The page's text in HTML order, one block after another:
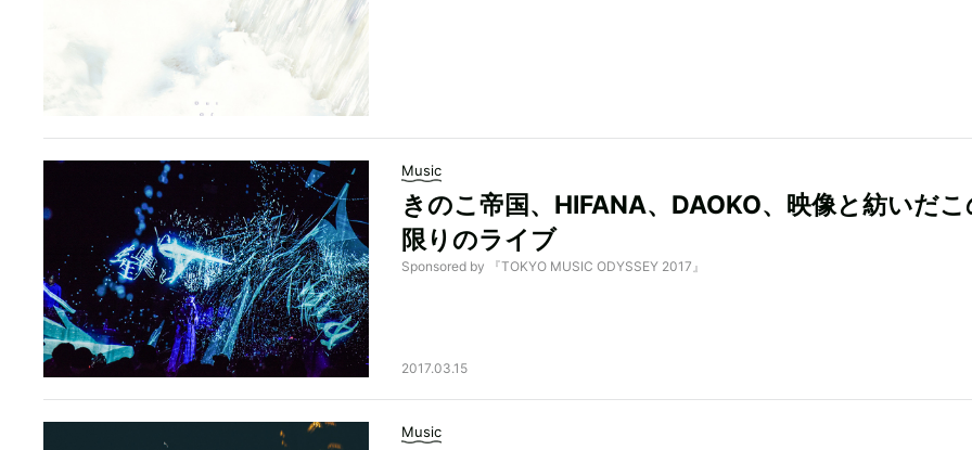
Music
きのこ帝国、HIFANA、DAOKO、映像と紡いだ
限りのライブ
Sponsored by 『TOKYO MUSIC ODYSSEY 2017』
2017.03.15
Music